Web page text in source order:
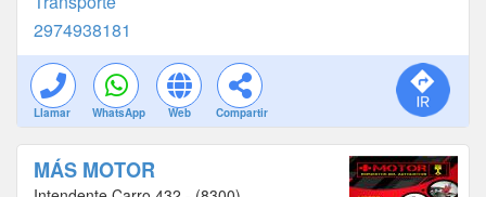
2974938181
Llamar WhatsApp Web Compartir
MÁS MOTOR